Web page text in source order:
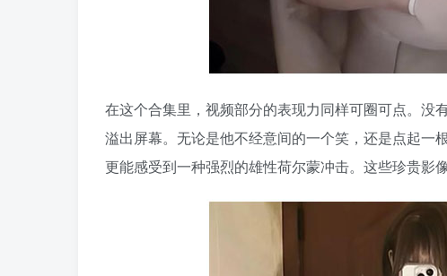
在这个合集里，视频部分的表现力同样可圈可点。没
溢出屏幕。无论是他不经意间的一个笑，还是点起一
更能感受到一种强烈的雄性荷尔蒙冲击。这些珍贵影